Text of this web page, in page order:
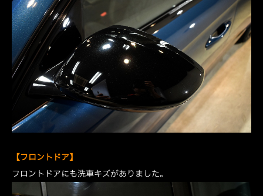
【フロントドア】
フロントドアにも洗車キズがありました。